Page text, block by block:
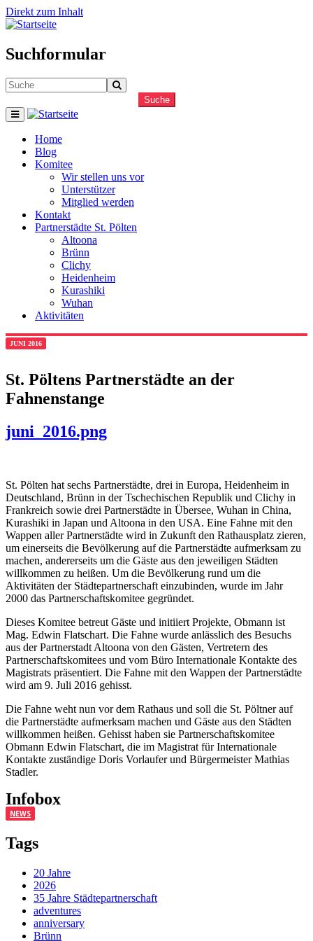
Direkt zum Inhalt
Suchformular
Suche
Home
Blog
Komitee
Wir stellen uns vor
Unterstützer
Mitglied werden
Kontakt
Partnerstädte St. Pölten
Altoona
Brünn
Clichy
Heidenheim
Kurashiki
Wuhan
Aktivitäten
JUNI 2016
St. Pöltens Partnerstädte an der
Fahnenstange
juni_2016.png
St. Pölten hat sechs Partnerstädte, drei in Europa, Heidenheim in
Deutschland, Brünn in der Tschechischen Republik und Clichy in
Frankreich sowie drei Partnerstädte in Übersee, Wuhan in China,
Kurashiki in Japan und Altoona in den USA. Eine Fahne mit den
Wappen aller Partnerstädte wird in Zukunft den Rathausplatz zieren,
um einerseits die Bevölkerung auf die Partnerstädte aufmerksam zu
machen, andererseits um die Gäste aus den jeweiligen Städten
willkommen zu heißen. Um die Bevölkerung rund um die
Aktivitäten der Städtepartnerschaft einzubinden, wurde im Jahr
2000 das Partnerschaftskomitee gegründet.
Dieses Komitee betreut Gäste und initiiert Projekte, Obmann ist
Mag. Edwin Flatschart. Die Fahne wurde anlässlich des Besuchs
aus der Partnerstadt Altoona von den Gästen, Vertretern des
Partnerschaftskomitees und vom Büro Internationale Kontakte des
Magistrats präsentiert. Die Fahne mit den Wappen der Partnerstädte
wird am 9. Juli 2016 gehisst.
Die Fahne weht nun vor dem Rathaus und soll die St. Pöltner auf
die Partnerstädte aufmerksam machen und Gäste aus den Städten
willkommen heißen. Gehisst haben sie Partnerschaftskomitee
Obmann Edwin Flatschart, die im Magistrat für Internationale
Kontakte zuständige Doris Vorlaufer und Bürgermeister Mathias
Stadler.
Infobox
NEWS
Tags
20 Jahre
2026
35 Jahre Städtepartnerschaft
adventures
anniversary
Brünn